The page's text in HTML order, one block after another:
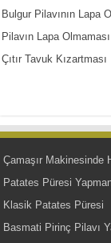
Bulgur Pilavının Lapa
Pilavın Lapa
Çıtır Tavuk Kızartması
Çamaşır Makinesinde
Patates Püresi
Klasik Patates Püresi
Basmati Pirinç Pilavı